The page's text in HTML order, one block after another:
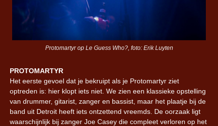
Protomartyr op Le Guess Who?, foto: Erik Luyten
PROTOMARTYR
Het eerste gevoel dat je bekruipt als je Protomartyr ziet
optreden is: hier klopt iets niet. We zien een klassieke opstelling
van drummer, gitarist, zanger en bassist, maar het plaatje bij de
band uit Detroit heeft iets ontzettend vreemds. De oorzaak ligt
waarschijnlijk bij zanger Joe Casey die compleet verloren op het